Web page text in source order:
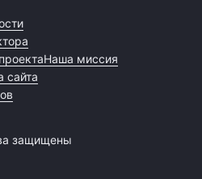
Наша миссия
сайта
защищены